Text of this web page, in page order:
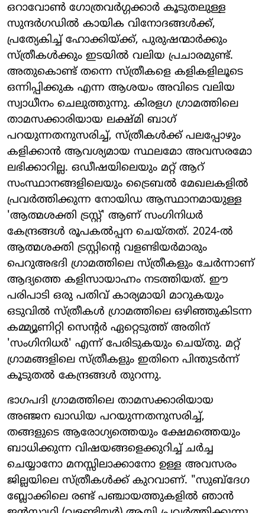
ഒറാവോൺ ഗോത്രവർഗ്ഗക്കാർ കൂടുതലുള്ള
സുന്ദർഗഡിൽ കായിക വിനോദങ്ങൾക്ക്,
പ്രത്യേകിച്ച് ഹോക്കിയ്ക്ക്, പുരുഷന്മാർക്കും
സ്ത്രീകൾക്കും ഇടയിൽ വലിയ പ്രചാരമുണ്ട്.
അതുകൊണ്ട് തന്നെ സ്ത്രീകളെ കളികളിലൂടെ
ഒന്നിപ്പിക്കുക എന്ന ആശയം അവിടെ വലിയ
സ്വാധീനം ചെലുത്തുന്നു. കിരളഗ ഗ്രാമത്തിലെ
താമസക്കാരിയായ ലക്ഷ്മി ബാഗ്
പറയുന്നതനുസരിച്ച്, സ്ത്രീകൾക്ക് പലപ്പോഴും
കളിക്കാൻ ആവശ്യമായ സ്ഥലമോ അവസരമോ
ലഭിക്കാറില്ല. ഒഡീഷയിലെയും മറ്റ് ആറ്
സംസ്ഥാനങ്ങളിലെയും ട്രൈബൽ മേഖലകളിൽ
പ്രവർത്തിക്കുന്ന നോയിഡ ആസ്ഥാനമായുള്ള
'ആത്മശക്തി ട്രസ്റ്റ്' ആണ് സംഗിനിധർ
കേന്ദ്രങ്ങൾ രൂപകൽപ്പന ചെയ്തത്. 2024-ൽ
ആത്മശക്തി ട്രസ്റ്റിന്റെ വളണ്ടിയർമാരും
പെറുഅഭദി ഗ്രാമത്തിലെ സ്ത്രീകളും ചേർന്നാണ്
ആദ്യത്തെ കളിസായാഹ്നം നടത്തിയത്. ഈ
പരിപാടി ഒരു പതിവ് കാര്യമായി മാറുകയും
ഒടുവിൽ സ്ത്രീകൾ ഗ്രാമത്തിലെ ഒഴിഞ്ഞുകിടന്ന
കമ്മ്യൂണിറ്റി സെന്റർ ഏറ്റെടുത്ത് അതിന്
'സംഗിനിധർ' എന്ന് പേരിടുകയും ചെയ്തു. മറ്റ്
ഗ്രാമങ്ങളിലെ സ്ത്രീകളും ഇതിനെ പിന്തുടർന്ന്
കൂടുതൽ കേന്ദ്രങ്ങൾ തുറന്നു.
ഭാഗപദി ഗ്രാമത്തിലെ താമസക്കാരിയായ
അഞ്ജന ഖാഡിയ പറയുന്നതനുസരിച്ച്,
തങ്ങളുടെ ആരോഗ്യത്തെയും ക്ഷേമത്തെയും
ബാധിക്കുന്ന വിഷയങ്ങളെക്കുറിച്ച് ചർച്ച
ചെയ്യാനോ മനസ്സിലാക്കാനോ ഉള്ള അവസരം
ജില്ലയിലെ സ്ത്രീകൾക്ക് കുറവാണ്. "സുബ്ദേഗ
ബ്ലോക്കിലെ രണ്ട് പഞ്ചായത്തുകളിൽ ഞാൻ